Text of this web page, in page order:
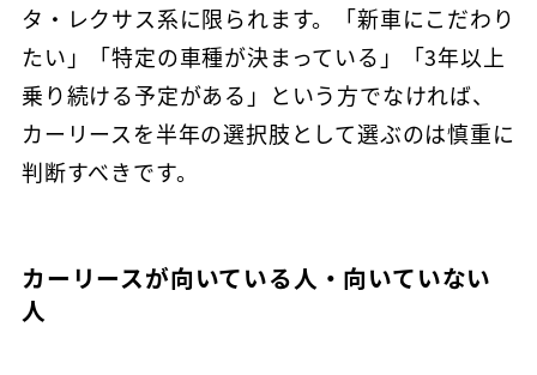
タ・レクサス系に限られます。「新車にこだわり
たい」「特定の車種が決まっている」「3年以上
乗り続ける予定がある」という方でなければ、
カーリースを半年の選択肢として選ぶのは慎重に
判断すべきです。
カーリースが向いている人・向いていない
人